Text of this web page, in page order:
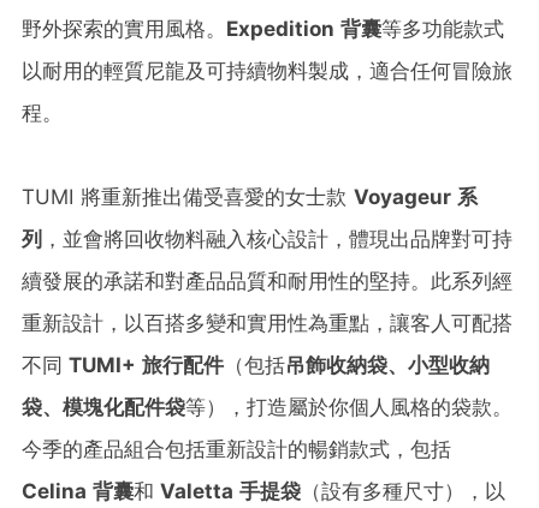
野外探索的實用風格。 Expedition 背囊等多功能款式
以耐用的輕質尼龍及可持續物料製成，適合任何冒險旅
程。
TUMI 將重新推出備受喜愛的女士款 Voyageur 系
列 ，並會將回收物料融入核心設計，體現出品牌對可持
續發展的承諾和對產品品質和耐用性的堅持。此系列經
重新設計，以百搭多變和實用性為重點，讓客人可配搭
不同 TUMI+ 旅行配件 （包括吊飾收納袋、小型收納
袋、模塊化配件袋等），打造屬於你個人風格的袋款。
今季的產品組合包括重新設計的暢銷款式，包括
Celina 背囊和 Valetta 手提袋 （設有多種尺寸），以